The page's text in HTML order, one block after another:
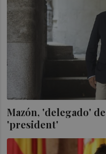
Mazón, 'delegado'
'president'